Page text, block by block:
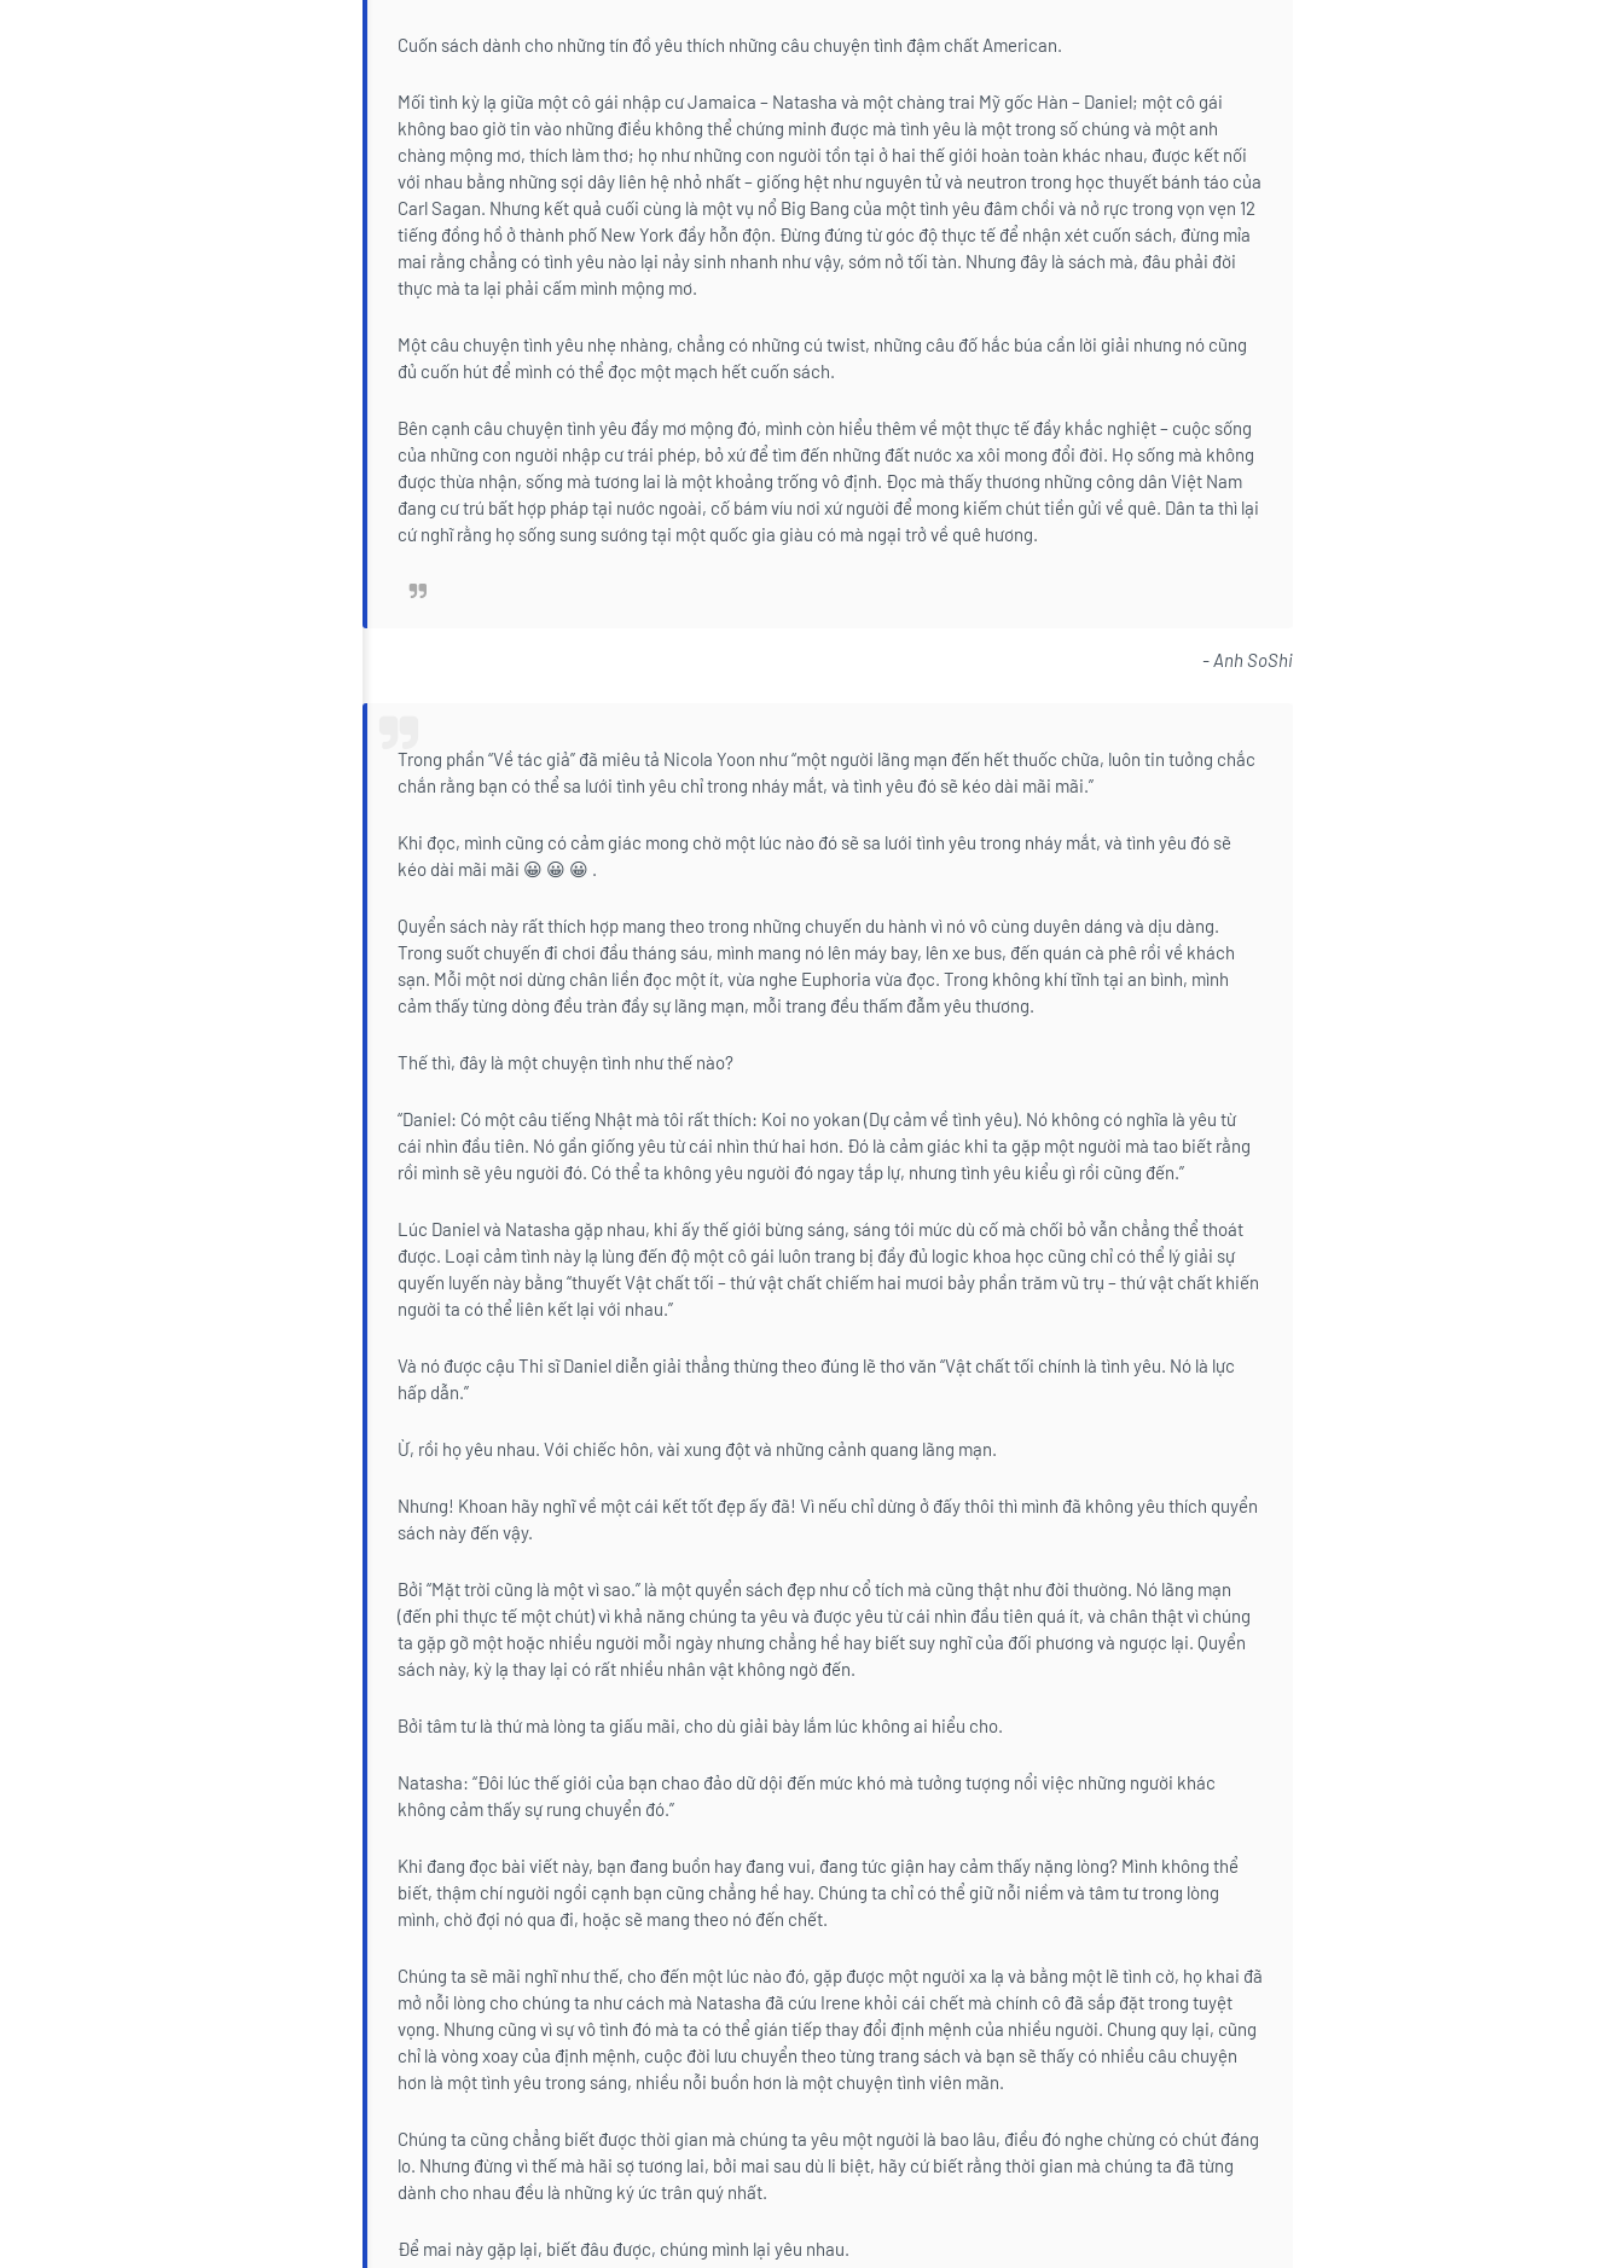
Cuốn sách dành cho những tín đồ yêu thích những câu chuyện tình đậm chất American.
Mối tình kỳ lạ giữa một cô gái nhập cư Jamaica – Natasha và một chàng trai Mỹ gốc Hàn – Daniel; một cô gái
không bao giờ tin vào những điều không thể chứng minh được mà tình yêu là một trong số chúng và một anh
chàng mộng mơ, thích làm thơ; họ như những con người tồn tại ở hai thế giới hoàn toàn khác nhau, được kết nối
với nhau bằng những sợi dây liên hệ nhỏ nhất – giống hệt như nguyên tử và neutron trong học thuyết bánh táo của
Carl Sagan. Nhưng kết quả cuối cùng là một vụ nổ Big Bang của một tình yêu đâm chồi và nở rực trong vọn vẹn 12
tiếng đồng hồ ở thành phố New York đầy hỗn độn. Đừng đứng từ góc độ thực tế để nhận xét cuốn sách, đừng mỉa
mai rằng chẳng có tình yêu nào lại nảy sinh nhanh như vậy, sớm nở tối tàn. Nhưng đây là sách mà, đâu phải đời
thực mà ta lại phải cấm mình mộng mơ.
Một câu chuyện tình yêu nhẹ nhàng, chẳng có những cú twist, những câu đố hắc búa cần lời giải nhưng nó cũng
đủ cuốn hút để mình có thể đọc một mạch hết cuốn sách.
Bên cạnh câu chuyện tình yêu đầy mơ mộng đó, mình còn hiểu thêm về một thực tế đầy khắc nghiệt – cuộc sống
của những con người nhập cư trái phép, bỏ xứ để tìm đến những đất nước xa xôi mong đổi đời. Họ sống mà không
được thừa nhận, sống mà tương lai là một khoảng trống vô định. Đọc mà thấy thương những công dân Việt Nam
đang cư trú bất hợp pháp tại nước ngoài, cố bám víu nơi xứ người để mong kiếm chút tiền gửi về quê. Dân ta thì lại
cứ nghĩ rằng họ sống sung sướng tại một quốc gia giàu có mà ngại trở về quê hương.
‎- Anh SoShi‎
Trong phần “Về tác giả” đã miêu tả Nicola Yoon như “một người lãng mạn đến hết thuốc chữa, luôn tin tưởng chắc
chắn rằng bạn có thể sa lưới tình yêu chỉ trong nháy mắt, và tình yêu đó sẽ kéo dài mãi mãi.”
Khi đọc, mình cũng có cảm giác mong chờ một lúc nào đó sẽ sa lưới tình yêu trong nháy mắt, và tình yêu đó sẽ
kéo dài mãi mãi 😀 😀 😀 .
Quyển sách này rất thích hợp mang theo trong những chuyến du hành vì nó vô cùng duyên dáng và dịu dàng.
Trong suốt chuyến đi chơi đầu tháng sáu, mình mang nó lên máy bay, lên xe bus, đến quán cà phê rồi về khách
sạn. Mỗi một nơi dừng chân liền đọc một ít, vừa nghe Euphoria vừa đọc. Trong không khí tĩnh tại an bình, mình
cảm thấy từng dòng đều tràn đầy sự lãng mạn, mỗi trang đều thấm đẫm yêu thương.
Thế thì, đây là một chuyện tình như thế nào?
“Daniel: Có một câu tiếng Nhật mà tôi rất thích: Koi no yokan (Dự cảm về tình yêu). Nó không có nghĩa là yêu từ
cái nhìn đầu tiên. Nó gần giống yêu từ cái nhìn thứ hai hơn. Đó là cảm giác khi ta gặp một người mà tao biết rằng
rồi mình sẽ yêu người đó. Có thể ta không yêu người đó ngay tắp lự, nhưng tình yêu kiểu gì rồi cũng đến.”
Lúc Daniel và Natasha gặp nhau, khi ấy thế giới bừng sáng, sáng tới mức dù cố mà chối bỏ vẫn chẳng thể thoát
được. Loại cảm tình này lạ lùng đến độ một cô gái luôn trang bị đầy đủ logic khoa học cũng chỉ có thể lý giải sự
quyến luyến này bằng “thuyết Vật chất tối – thứ vật chất chiếm hai mươi bảy phần trăm vũ trụ – thứ vật chất khiến
người ta có thể liên kết lại với nhau.”
Và nó được cậu Thi sĩ Daniel diễn giải thẳng thừng theo đúng lẽ thơ văn “Vật chất tối chính là tình yêu. Nó là lực
hấp dẫn.”
Ừ, rồi họ yêu nhau. Với chiếc hôn, vài xung đột và những cảnh quang lãng mạn.
Nhưng! Khoan hãy nghĩ về một cái kết tốt đẹp ấy đã! Vì nếu chỉ dừng ở đấy thôi thì mình đã không yêu thích quyển
sách này đến vậy.
Bởi “Mặt trời cũng là một vì sao.” là một quyển sách đẹp như cổ tích mà cũng thật như đời thường. Nó lãng mạn
(đến phi thực tế một chút) vì khả năng chúng ta yêu và được yêu từ cái nhìn đầu tiên quá ít, và chân thật vì chúng
ta gặp gỡ một hoặc nhiều người mỗi ngày nhưng chẳng hề hay biết suy nghĩ của đối phương và ngược lại. Quyển
sách này, kỳ lạ thay lại có rất nhiều nhân vật không ngờ đến.
Bởi tâm tư là thứ mà lòng ta giấu mãi, cho dù giải bày lắm lúc không ai hiểu cho.
Natasha: “Đôi lúc thế giới của bạn chao đảo dữ dội đến mức khó mà tưởng tượng nổi việc những người khác
không cảm thấy sự rung chuyển đó.”
Khi đang đọc bài viết này, bạn đang buồn hay đang vui, đang tức giận hay cảm thấy nặng lòng? Mình không thể
biết, thậm chí người ngồi cạnh bạn cũng chẳng hề hay. Chúng ta chỉ có thể giữ nỗi niềm và tâm tư trong lòng
mình, chờ đợi nó qua đi, hoặc sẽ mang theo nó đến chết.
Chúng ta sẽ mãi nghĩ như thế, cho đến một lúc nào đó, gặp được một người xa lạ và bằng một lẽ tình cờ, họ khai đã
mở nỗi lòng cho chúng ta như cách mà Natasha đã cứu Irene khỏi cái chết mà chính cô đã sắp đặt trong tuyệt
vọng. Nhưng cũng vì sự vô tình đó mà ta có thể gián tiếp thay đổi định mệnh của nhiều người. Chung quy lại, cũng
chỉ là vòng xoay của định mệnh, cuộc đời lưu chuyển theo từng trang sách và bạn sẽ thấy có nhiều câu chuyện
hơn là một tình yêu trong sáng, nhiều nỗi buồn hơn là một chuyện tình viên mãn.
Chúng ta cũng chẳng biết được thời gian mà chúng ta yêu một người là bao lâu, điều đó nghe chừng có chút đáng
lo. Nhưng đừng vì thế mà hãi sợ tương lai, bởi mai sau dù li biệt, hãy cứ biết rằng thời gian mà chúng ta đã từng
dành cho nhau đều là những ký ức trân quý nhất.
Để mai này gặp lại, biết đâu được, chúng mình lại yêu nhau.